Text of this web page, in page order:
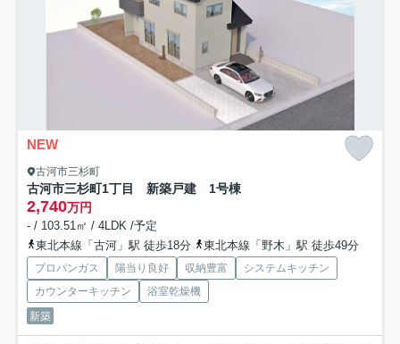
NEW
古河市三杉町
古河市三杉町1丁目 新築戸建 1号棟
2,740万円
- / 103.51㎡ / 4LDK /予定
東北本線「古河」駅 徒歩18分
東北本線「野木」駅 徒歩49分
プロパンガス 陽当り良好 収納豊富
システムキッチン
カウンターキッチン
浴室乾燥機
新築